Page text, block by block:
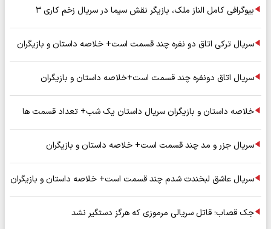
بیوگرافی کامل الناز ملک، بازیگر نقش سیما در سریال زخم کاری ۳
سریال ترکی اتاق دو نفره چند قسمت است+ خلاصه داستان و بازیگران
سریال اتاق دونفره چند قسمت است+خلاصه داستان و بازیگران
خلاصه داستان و بازیگران سریال داستان یک شب+ تعداد قسمت ها
سریال جزر و مد چند قسمت است+ خلاصه داستان و بازیگران
سریال عاشق لبخندت شدم چند قسمت است+ خلاصه داستان و بازیگران
جک قصاب؛ قاتل سریالی مرموزی که هرگز دستگیر نشد